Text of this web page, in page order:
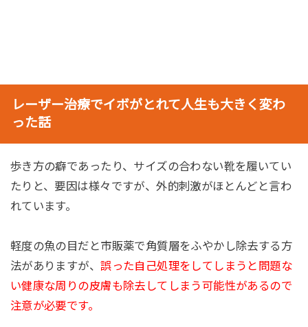
レーザー治療でイボがとれて人生も大きく変わ
った話
歩き方の癖であったり、サイズの合わない靴を履いてい
たりと、要因は様々ですが、外的刺激がほとんどと言わ
れています。
軽度の魚の目だと市販薬で角質層をふやかし除去する方
法がありますが、誤った自己処理をしてしまうと問題な
い健康な周りの皮膚も除去してしまう可能性があるので
注意が必要です。